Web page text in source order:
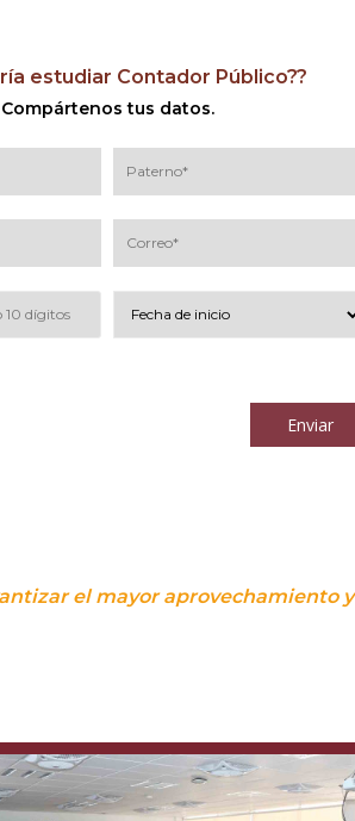
estudiar Contador Público??
Compártenos tus datos.
Enviar
el mayor aprovechamiento y